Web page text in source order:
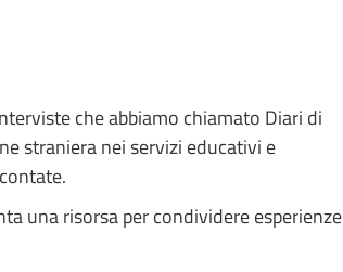
che abbiamo chiamato Diari di
straniera nei servizi educativi e
una risorsa per condividere esperienze